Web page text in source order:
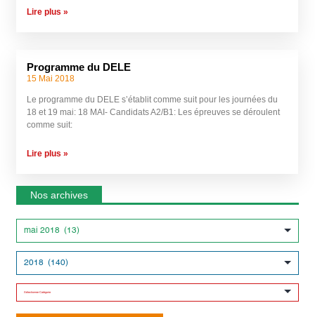
Lire plus »
Programme du DELE
15 Mai 2018
Le programme du DELE s’établit comme suit pour les journées du
18 et 19 mai: 18 MAI- Candidats A2/B1: Les épreuves se déroulent
comme suit:
Lire plus »
Nos archives